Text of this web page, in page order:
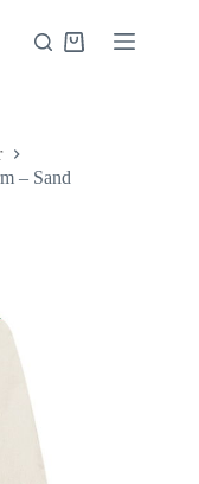
Indkøbskurv
– Sand